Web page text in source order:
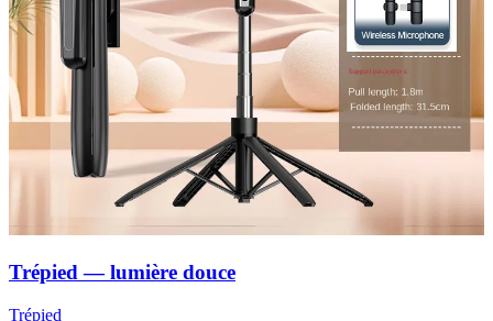
Trépied — lumière douce
Trépied